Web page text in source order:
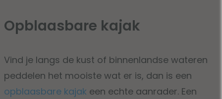
Opblaasbare kajak
Vind je langs de kust of binnenlandse wateren
peddelen het mooiste wat er is, dan is een
opblaasbare kajak een echte aanrader. Een